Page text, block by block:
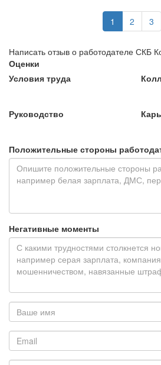
1 2 3
Написать отзыв о работодателе СКБ
Оценки
Условия труда
Руководство
Положительные стороны
Негативные моменты